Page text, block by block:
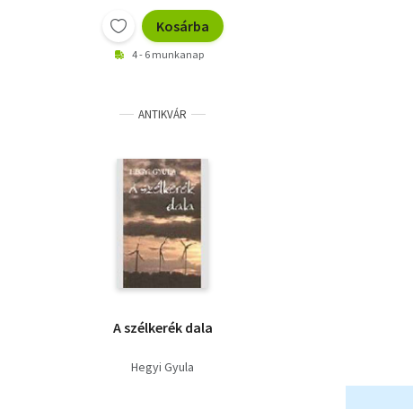
Kosárba
4 - 6 munkanap
ANTIKVÁR
A szélkerék dala
Hegyi Gyula